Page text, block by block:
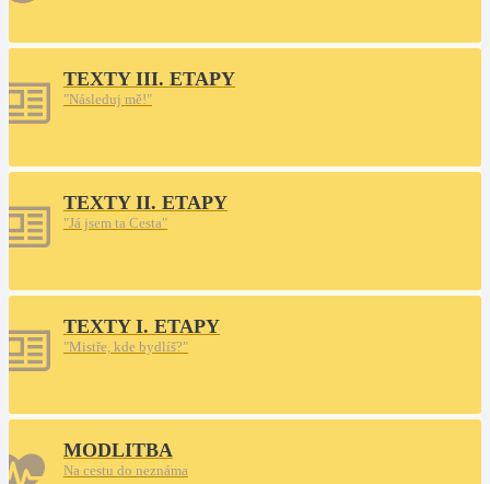
TEXTY III. ETAPY
"Následuj mě!"
TEXTY II. ETAPY
"Já jsem ta Cesta"
TEXTY I. ETAPY
"Mistře, kde bydlíš?"
MODLITBA
Na cestu do neznáma